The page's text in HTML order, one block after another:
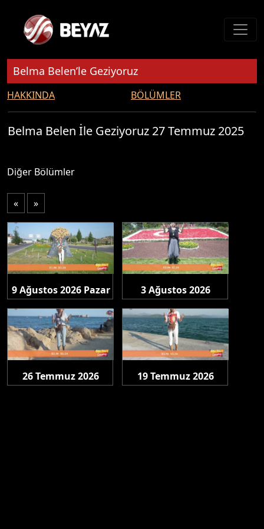
Belma Belen’le Geziyoruz
HAKKINDA BÖLÜMLER
Belma Belen İle Geziyoruz 27 Temmuz 2025
Diğer Bölümler
« »
9 Ağustos 2026 Pazar
3 Ağustos 2026
26 Temmuz 2026
19 Temmuz 2026